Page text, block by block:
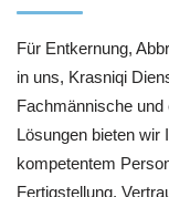
Für Entkernung,
in uns, Krasniqi
Fachmännische
Lösungen bieten wir
kompetentem
Fertigstellung.